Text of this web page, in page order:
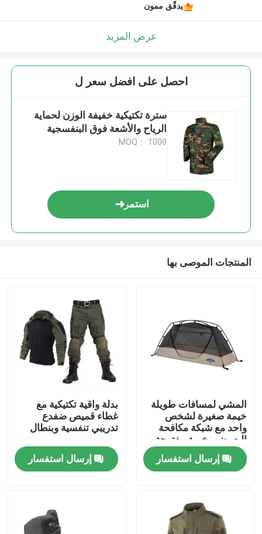
المنزل
فيديوهات
يدقّق ممون
عرض المزيد
احصل على افضل سعر ل
سترة تكتيكية خفيفة الوزن لحماية
الرياح والأشعة فوق البنفسجية
MOQ： 1000
استمر
المنتجات الموصى بها
المشي لمسافات طويلة
خيمة صغيرة لشخص
واحد مع شبكة مكافحة
البعوض ، خيمة مفتوحة
سريعة
إرسال استفسار
بدلة واقية تكتيكية مع
غطاء قميص ضفدع
تدريبي تنفسية وبنطال
إرسال استفسار